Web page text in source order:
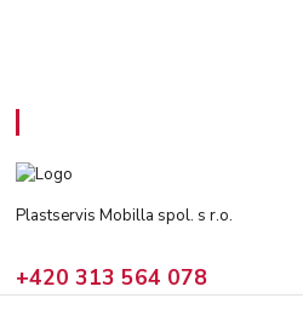
Plastservis Mobilla spol. s r.o.
+420 313 564 078
(Po - Pá: 6 - 14:30 hod)